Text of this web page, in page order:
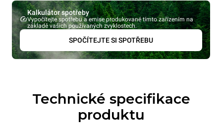
Kalkulátor spotřeby
Vypočítejte spotřebu a emise produkované tímto zařízením na
základě vašich používaných zvyklostech.
SPOČÍTEJTE SI SPOTŘEBU
Technické specifikace
produktu